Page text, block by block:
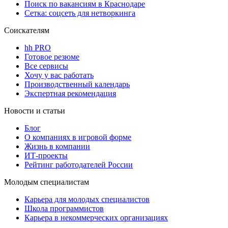
Поиск по вакансиям в Краснодаре
Сетка: соцсеть для нетворкинга
Соискателям
hh PRO
Готовое резюме
Все сервисы
Хочу у вас работать
Производственный календарь
Экспертная рекомендация
Новости и статьи
Блог
О компаниях в игровой форме
Жизнь в компании
ИТ-проекты
Рейтинг работодателей России
Молодым специалистам
Карьера для молодых специалистов
Школа программистов
Карьера в некоммерческих организациях